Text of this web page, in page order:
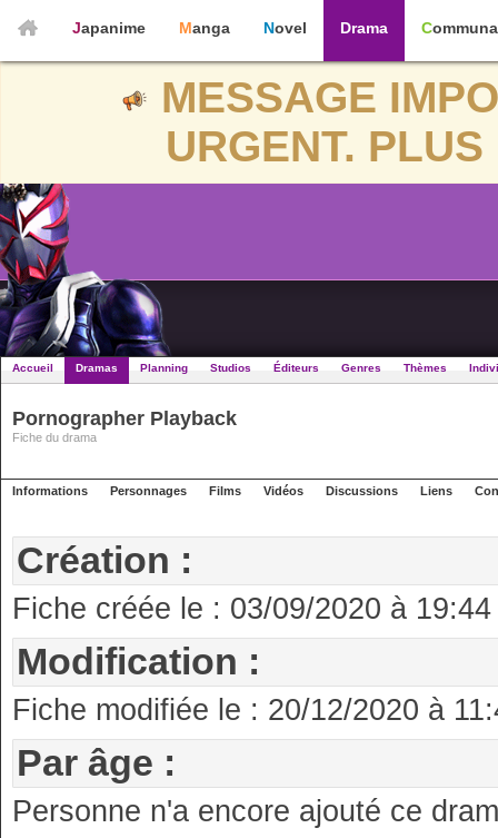
Japanime Manga Novel Drama
MESSAGE
URGENT.
Accueil Dramas Planning Studios Éditeurs Genres Thèmes
Pornographer Playback
Fiche du drama
Informations Personnages Films Vidéos Discussions Liens
Création :
Fiche créée le : 03/09/2020 à
Modification :
Fiche modifiée le : 20/12/2020 à
Par âge :
Personne n'a encore ajouté ce